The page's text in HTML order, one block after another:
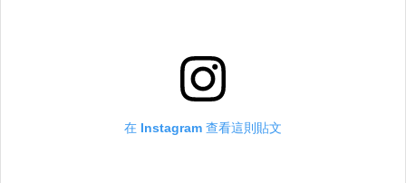
在 Instagram 查看這則貼文